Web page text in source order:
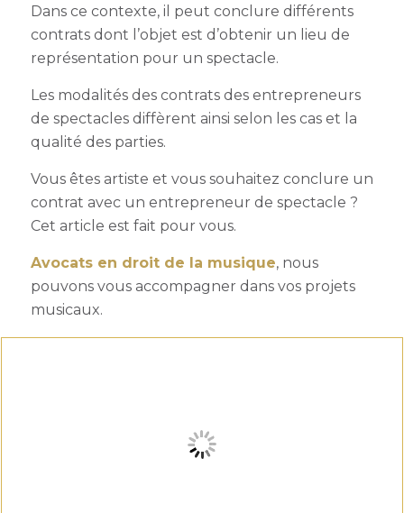
Dans ce contexte, il peut conclure différents
contrats dont l’objet est d’obtenir un lieu de
représentation pour un spectacle.
Les modalités des contrats des entrepreneurs
de spectaclesdiffèrent ainsi selon les cas et la
qualité des parties.
Vous êtes artiste et vous souhaitez conclure un
contrat avec un entrepreneur de spectacle ?
Cet article est fait pour vous.
Avocats en droit de la musique, nous
pouvons vous accompagner dans vos projets
musicaux.